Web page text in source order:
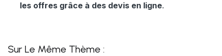
les offres grâce à des devis en ligne.
Sur Le Même Thème :